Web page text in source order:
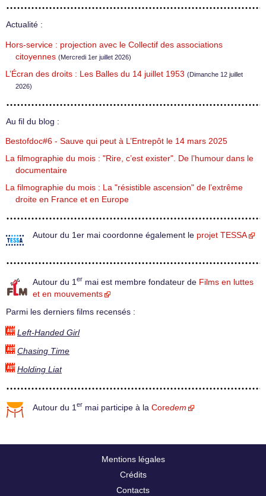
Actualité :
Hors-service : projection avec le Collectif des associations
citoyennes (Mercredi 1er juillet 2026)
L’Écran des droits : Les Balles du 14 juillet 1953 (Dimanche 12 juillet
2026)
Au fil du blog :
Bestofdoc#6 - Sauve qui peut à L’Entrepôt le 14 mars 2025
La filmographie du mois : "Rire, c’est exister". De l’humour dans le
documentaire
La filmographie du mois : La "résistible ascension" de l’extrême
droite en France et en Europe
Autour du 1er mai coordonne également le projet TESSA
Autour du 1 er mai est membre fondateur de Films en luttes
et en mouvements
Parmi les derniers films recensés :
Left-Handed Girl
Chasing Time
Holding Liat
Autour du 1 er mai participe à la Coredem
Mentions légales
Crédits
Contacts